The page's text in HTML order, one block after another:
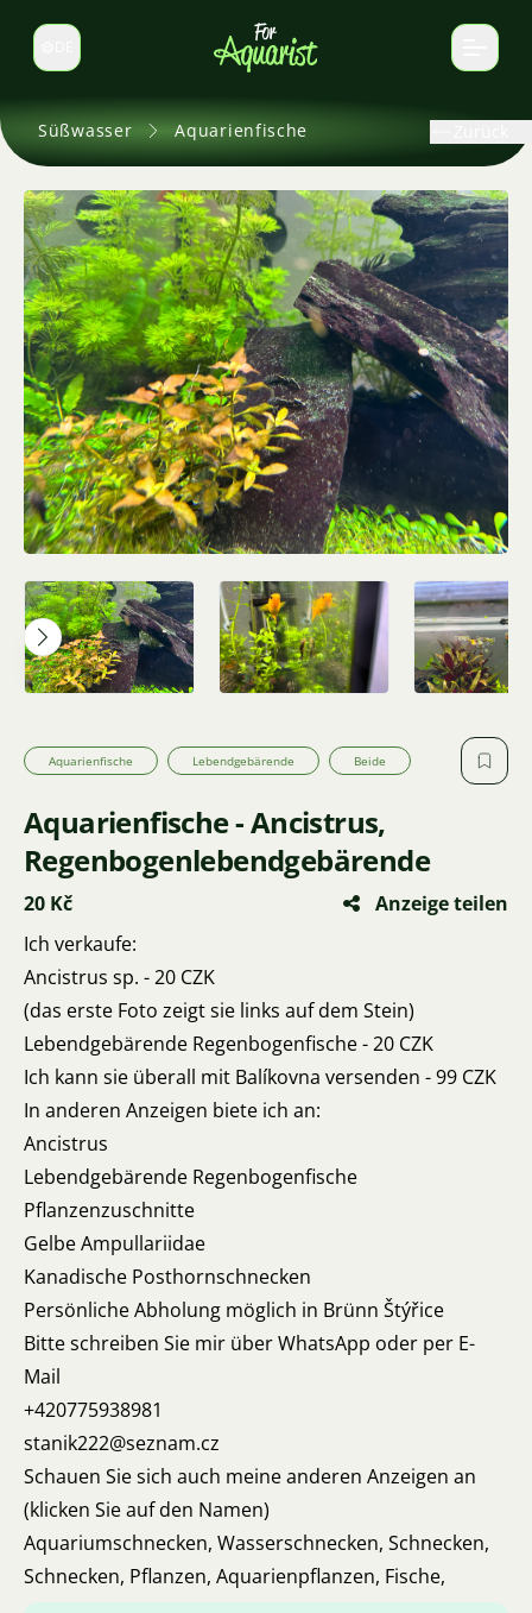
Sprache wechseln
Süßwasser Aquarienfische
Aquarienfische Lebendgebärende Beide
Aquarienfische - Ancistrus,
Regenbogenlebendgebärende
20 Kč
Anzeige teilen
Ich verkaufe:
Ancistrus sp. - 20 CZK
(das erste Foto zeigt sie links auf dem Stein)
Lebendgebärende Regenbogenfische - 20 CZK
Ich kann sie überall mit Balíkovna versenden - 99 CZK
In anderen Anzeigen biete ich an:
Ancistrus
Lebendgebärende Regenbogenfische
Pflanzenzuschnitte
Gelbe Ampullariidae
Kanadische Posthornschnecken
Persönliche Abholung möglich in Brünn Štýřice
Bitte schreiben Sie mir über WhatsApp oder per E-
Mail
+420775938981
stanik222@seznam.cz
Schauen Sie sich auch meine anderen Anzeigen an
(klicken Sie auf den Namen)
Aquariumschnecken, Wasserschnecken, Schnecken,
Schnecken, Pflanzen, Aquarienpflanzen, Fische,